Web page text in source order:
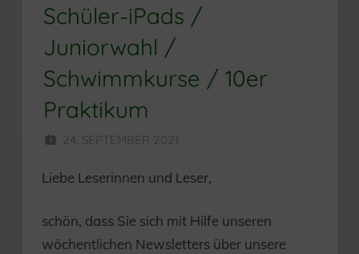
Schüler-iPads /
Juniorwahl /
Schwimmkurse / 10er
Praktikum
24. SEPTEMBER 2021
Liebe Leserinnen und Leser,
schön, dass Sie sich mit Hilfe unseren
wöchentlichen Newsletters über unsere